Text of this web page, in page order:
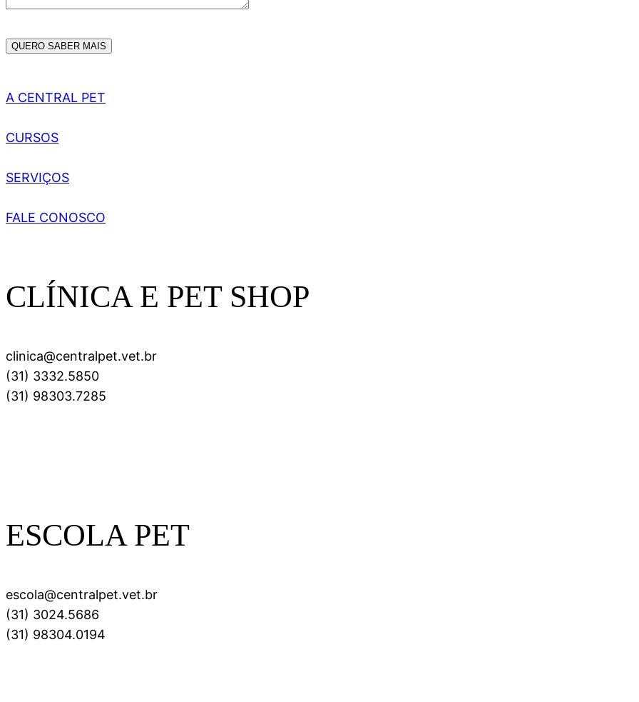
A CENTRAL PET
CURSOS
SERVIÇOS
FALE CONOSCO
CLÍNICA E PET SHOP
clinica@centralpet.vet.br
(31) 3332.5850
(31) 98303.7285
ESCOLA PET
escola@centralpet.vet.br
(31) 3024.5686
(31) 98304.0194